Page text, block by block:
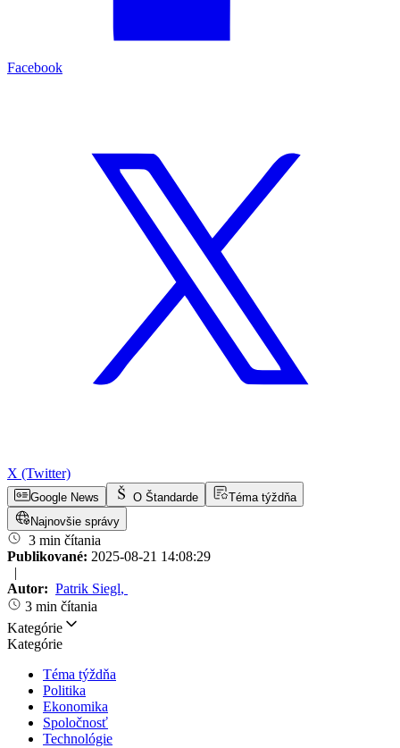
Facebook
X (Twitter)
Google News O Štandarde
Téma týždňa
Najnovšie správy
3 min čítania
Publikované: 2025-08-21 14:08:29
|
Autor: Patrik Siegl,
3 min čítania
Kategórie
Kategórie
Téma týždňa
Politika
Ekonomika
Spoločnosť
Technológie